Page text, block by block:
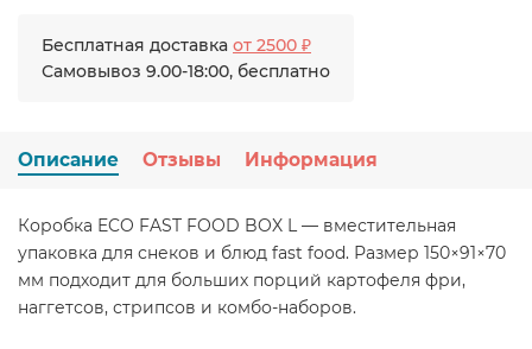
Бесплатная доставка от 2500 ₽
Самовывоз 9.00-18:00, бесплатно
Описание Отзывы Информация
Коробка ECO FAST FOOD BOX L — вместительная
упаковка для снеков и блюд fast food. Размер 150×91×70
мм подходит для больших порций картофеля фри,
наггетсов, стрипсов и комбо-наборов.